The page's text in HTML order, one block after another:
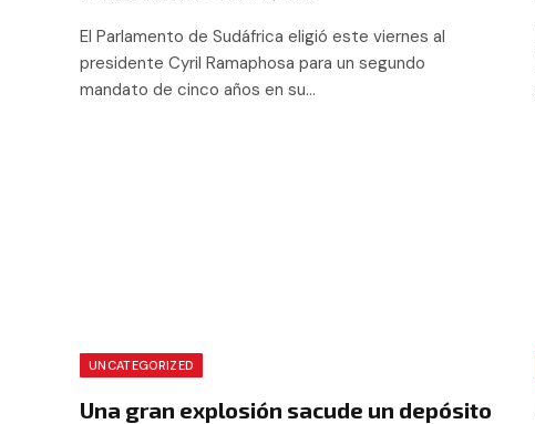
El Parlamento de Sudáfrica eligió este viernes al
presidente Cyril Ramaphosa para un segundo
mandato de cinco años en su…
UNCATEGORIZED
Una gran explosión sacude un depósito